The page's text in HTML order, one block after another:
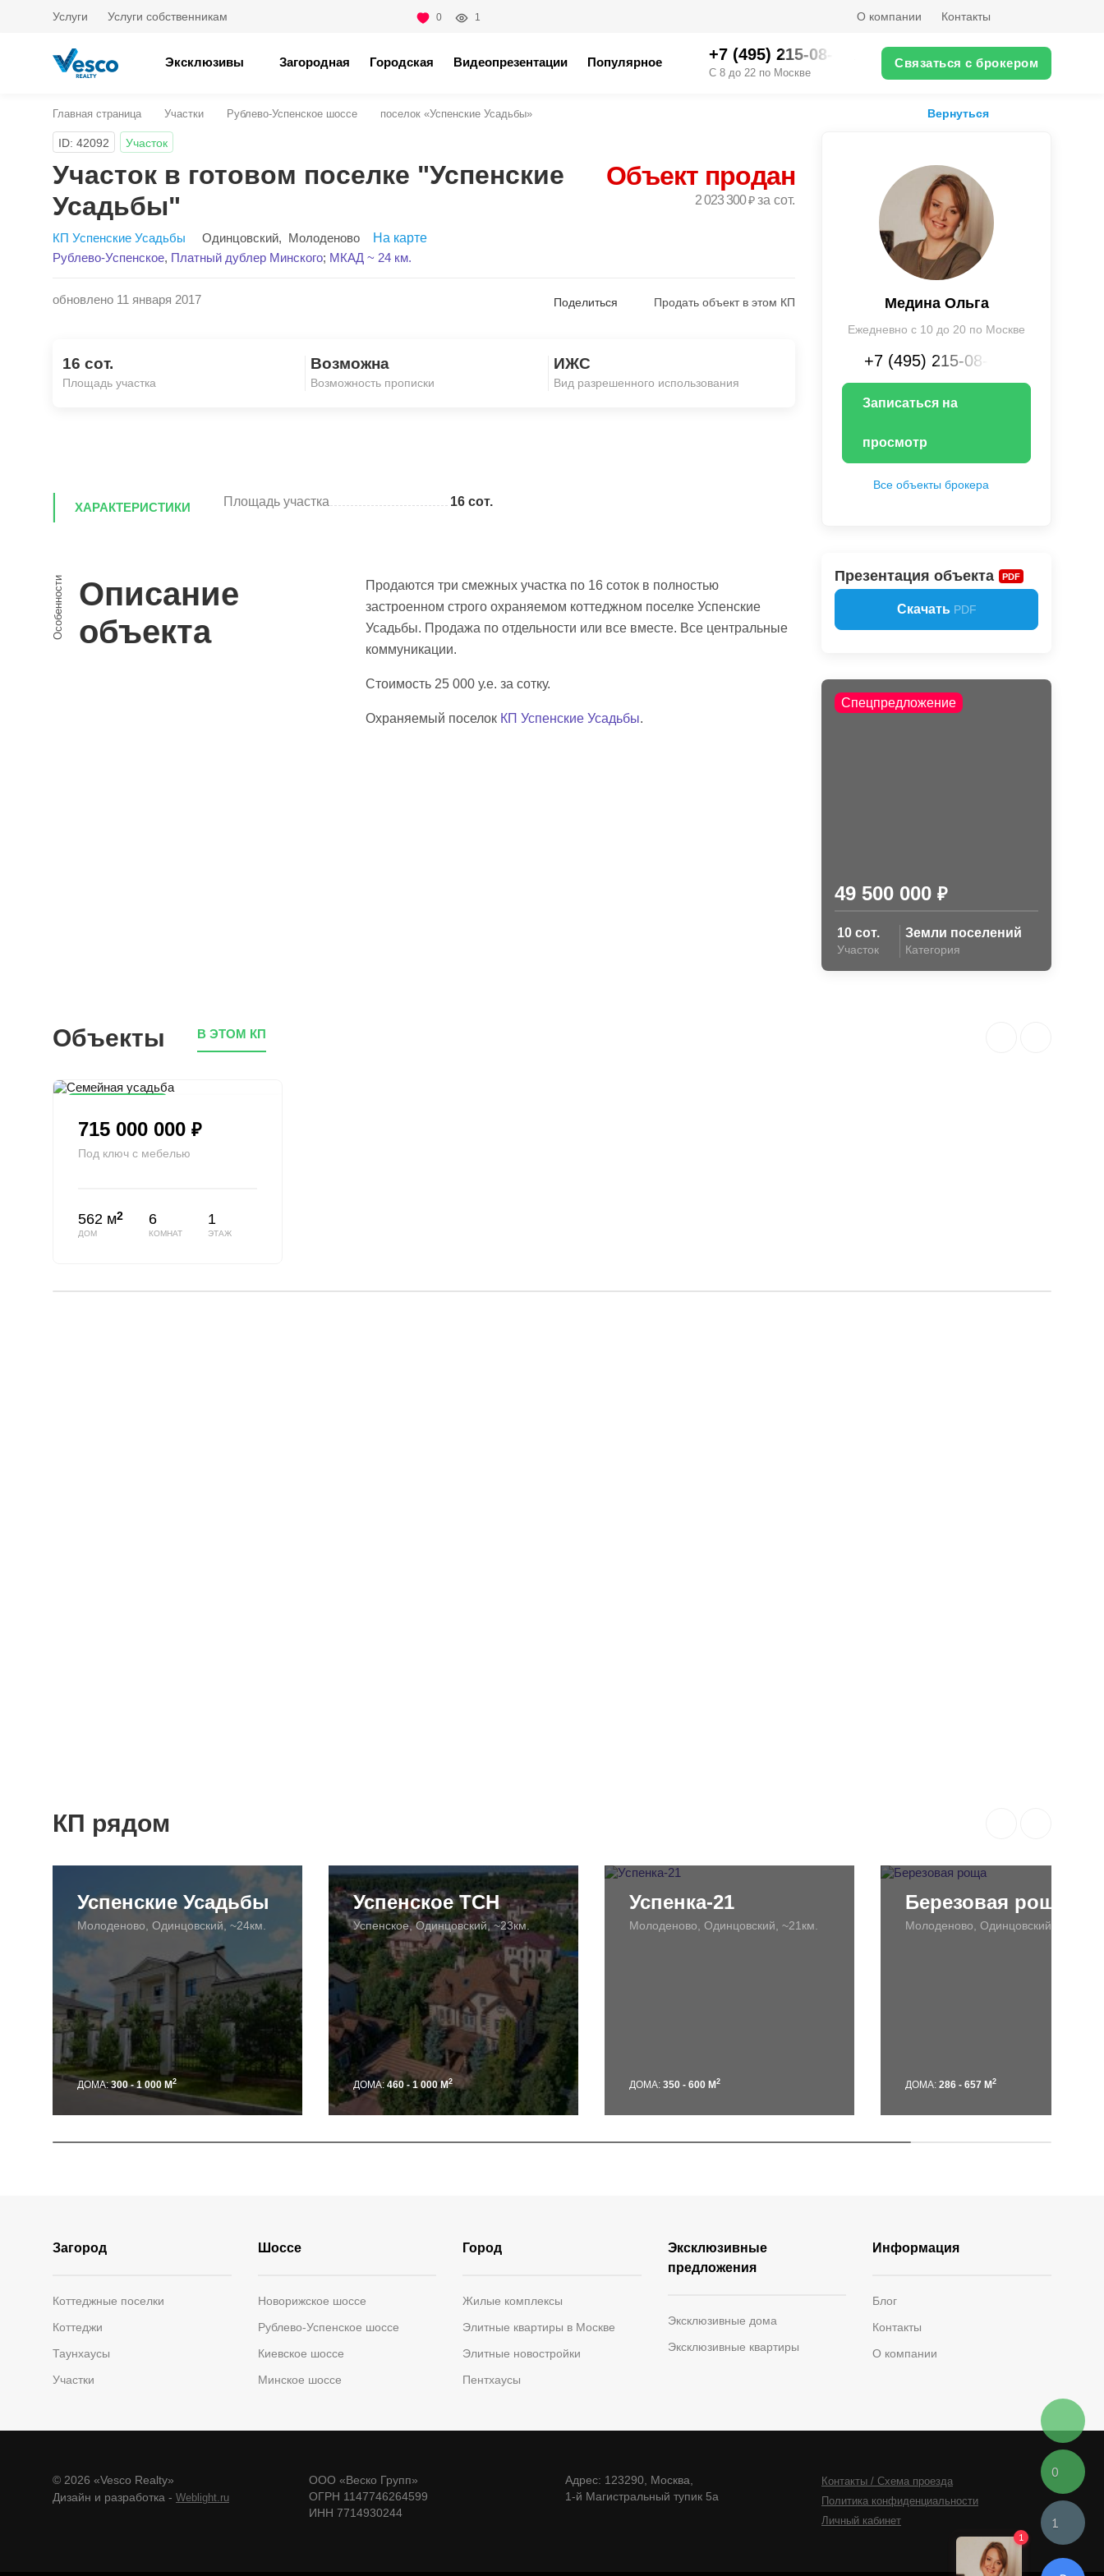
Услуги Услуги собственникам 0 1 О компании Контакты
Эксклюзивы Загородная Городская Видеопрезентации Популярное +7 (495) 215-08-XX
С 8 до 22 по Москве
Связаться с брокером
Главная страница Участки Рублево-Успенское шоссе поселок «Успенские Усадьбы» Вернуться
ID: 42092 Участок
Участок в готовом поселке "Успенские
Усадьбы"
Объект продан
2 023 300₽ за сот.
КП Успенские Усадьбы Одинцовский, Молоденово
На карте
Рублево-Успенское, Платный дублер Минского; МКАД ~ 24 км.
обновлено 11 января 2017 Поделиться
Скопировать ссылку
Продать объект в этом КП
16 сот.
Площадь участка
Возможна
Возможность прописки
ИЖС
Вид разрешенного использования
ХАРАКТЕРИСТИКИ Площадь участка 16 сот.
Особенности Описание
объекта
Продаются три смежных участка по 16 соток в полностью
застроенном строго охраняемом коттеджном поселке Успенские
Усадьбы. Продажа по отдельности или все вместе. Все центральные
коммуникации.
Стоимость 25 000 у.е. за сотку.
Охраняемый поселок КП Успенские Усадьбы.
Медина Ольга
Ежедневно с 10 до 20 по Москве
+7 (495) 215-08-XX
Записаться на
просмотр
Все объекты брокера
Презентация объекта PDF
Скачать PDF
Спецпредложение
49 500 000 ₽
10 сот.
Участок
Земли поселений
Категория
Объекты В ЭТОМ КП
715 000 000 ₽
Под ключ с мебелью
562 м2
ДОМ
6
КОМНАТ
1
ЭТАЖ
КП рядом
Успенские Усадьбы
Молоденово, Одинцовский, ~24км.
ДОМА:300 - 1 000 М 2
Успенское ТСН
Успенское, Одинцовский, ~23км.
ДОМА: 460 - 1 000 М2
Успенка-21
Молоденово, Одинцовский, ~21км.
ДОМА: 350 - 600 М 2
Березовая роща
Молоденово, Одинцовский, ~25км.
ДОМА: 286 - 657 М 2
Загород
Коттеджные поселки
Коттеджи
Таунхаусы
Участки
Шоссе
Новорижское шоссе
Рублево-Успенское шоссе
Киевское шоссе
Минское шоссе
Город
Жилые комплексы
Элитные квартиры в Москве
Элитные новостройки
Пентхаусы
Эксклюзивные
предложения
Эксклюзивные дома
Эксклюзивные квартиры
Информация
Блог
Контакты
О компании
© 2026 «Vesco Realty»
Дизайн и разработка - Weblight.ru
ООО «Веско Групп»
ОГРН 1147746264599
ИНН 7714930244
Адрес: 123290, Москва,
1-й Магистральный тупик 5а
Контакты / Схема проезда
Политика конфиденциальности
Личный кабинет
0
1